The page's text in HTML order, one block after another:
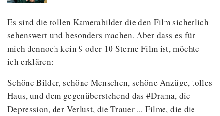
Es sind die tollen Kamerabilder die den Film sicherlich
sehenswert und besonders machen. Aber dass es für
mich dennoch kein 9 oder 10 Sterne Film ist, möchte
ich erklären:
Schöne Bilder, schöne Menschen, schöne Anzüge, tolles
Haus, und dem gegenüberstehend das #Drama, die
Depression, der Verlust, die Trauer ... Filme, die die